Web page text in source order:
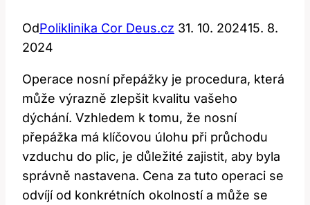
OdPoliklinika Cor Deus.cz 31. 10. 202415. 8.
2024
Operace nosní přepážky je procedura, která
může výrazně zlepšit kvalitu vašeho
dýchání. Vzhledem k tomu, že nosní
přepážka má klíčovou úlohu při průchodu
vzduchu do plic, je důležité zajistit, aby byla
správně nastavena. Cena za tuto operaci se
odvíjí od konkrétních okolností a může se